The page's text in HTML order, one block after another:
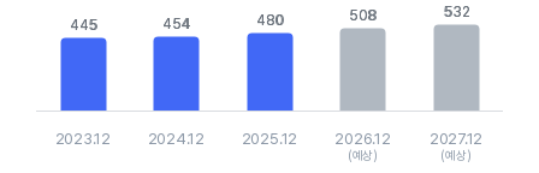
The chart has 1 Y axis displaying values. Data ranges from
445
445 454
454 480
480 508
508 532
532
2023.12 2024.12 2025.12 2026.12
(예상)
2027.12
(예상)